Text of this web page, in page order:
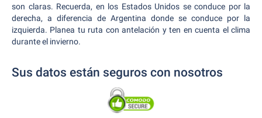
son claras. Recuerda, en los Estados Unidos se conduce por la
derecha, a diferencia de Argentina donde se conduce por la
izquierda. Planea tu ruta con antelación y ten en cuenta el clima
durante el invierno.
Sus datos están seguros con nosotros